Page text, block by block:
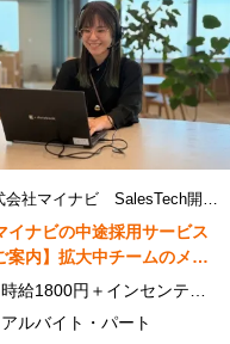
株式会社マイナビ SalesTech開発室 推進部 新宿オフィス（JR新宿ミライナタワー）
イナビの中途採用サービス
案内】拡大中チームのメン
大募集♪高時給1800円！
時給1800円＋インセンティブ+交通費支給
アルバイト・パート